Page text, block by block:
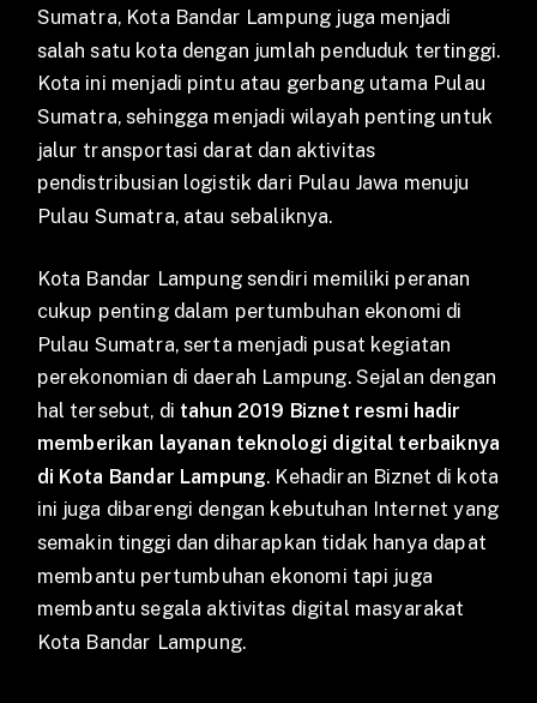
Sumatra, Kota Bandar Lampung juga menjadi
salah satu kota dengan jumlah penduduk tertinggi.
Kota ini menjadi pintu atau gerbang utama Pulau
Sumatra, sehingga menjadi wilayah penting untuk
jalur transportasi darat dan aktivitas
pendistribusian logistik dari Pulau Jawa menuju
Pulau Sumatra, atau sebaliknya.
Kota Bandar Lampung sendiri memiliki peranan
cukup penting dalam pertumbuhan ekonomi di
Pulau Sumatra, serta menjadi pusat kegiatan
perekonomian di daerah Lampung. Sejalan dengan
hal tersebut, di tahun 2019 Biznet resmi hadir
memberikan layanan teknologi digital terbaiknya
di Kota Bandar Lampung. Kehadiran Biznet di kota
ini juga dibarengi dengan kebutuhan Internet yang
semakin tinggi dan diharapkan tidak hanya dapat
membantu pertumbuhan ekonomi tapi juga
membantu segala aktivitas digital masyarakat
Kota Bandar Lampung.